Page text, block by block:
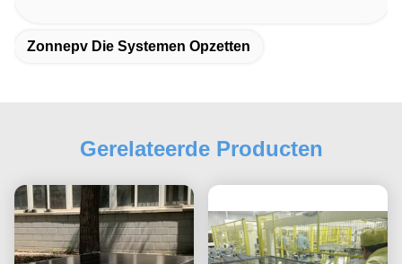
Zonnepv Die Systemen Opzetten
Gerelateerde Producten